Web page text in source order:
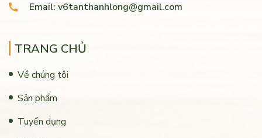
Email: v6tanthanhlong@gmail.com
TRANG CHỦ
Về chúng tôi
Sản phẩm
Tuyển dụng